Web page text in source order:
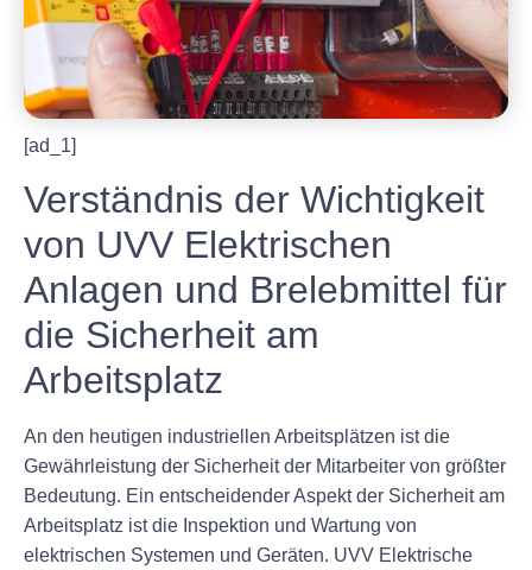
[ad_1]
Verständnis der Wichtigkeit
von UVV Elektrischen
Anlagen und Brelebmittel für
die Sicherheit am
Arbeitsplatz
An den heutigen industriellen Arbeitsplätzen ist die
Gewährleistung der Sicherheit der Mitarbeiter von größter
Bedeutung. Ein entscheidender Aspekt der Sicherheit am
Arbeitsplatz ist die Inspektion und Wartung von
elektrischen Systemen und Geräten. UVV Elektrische